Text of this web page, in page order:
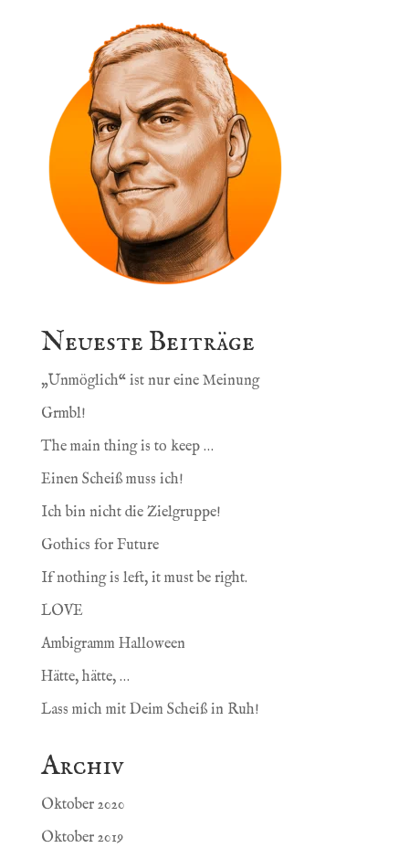
Neueste Beiträge
„Unmöglich“ ist nur eine Meinung
Grmbl!
The main thing is to keep …
Einen Scheiß muss ich!
Ich bin nicht die Zielgruppe!
Gothics for Future
If nothing is left, it must be right.
LOVE
Ambigramm Halloween
Hätte, hätte, …
Lass mich mit Deim Scheiß in Ruh!
Archiv
Oktober 2020
Oktober 2019